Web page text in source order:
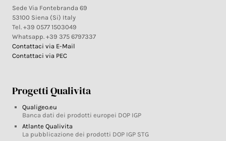
Sede Via Fontebranda 69
53100 Siena (Si) Italy
Tel. +39 0577 1503049
Whatsapp. +39 375 6797337
Contattaci via E-Mail
Contattaci via PEC
Progetti Qualivita
Qualigeo.eu
Banca dati dei prodotti europei DOP IGP
Atlante Qualivita
La pubblicazione dei prodotti DOP IGP STG